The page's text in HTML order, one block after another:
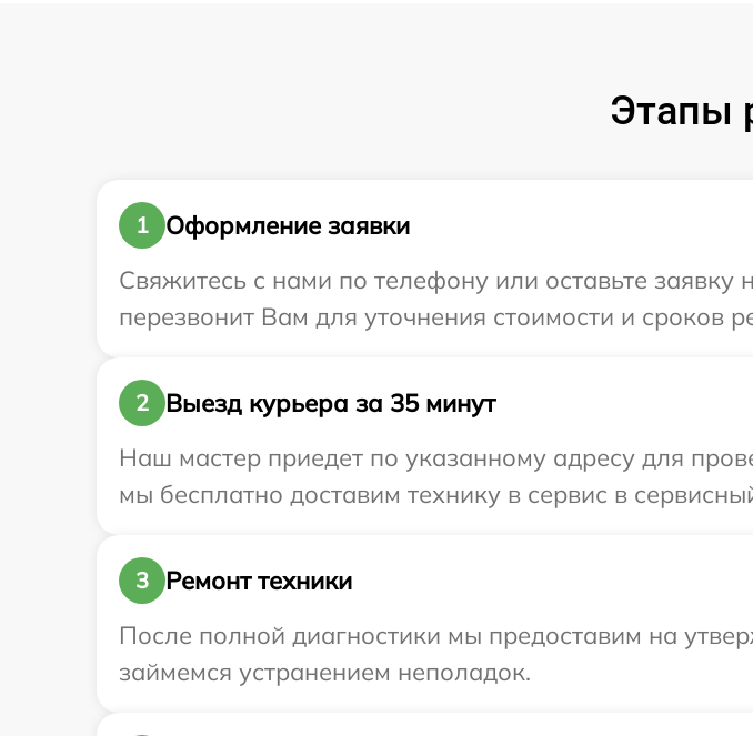
Этапы
1
Оформление заявки
Свяжитесь с нами по телефону или оставьте
перезвонит Вам для уточнения стоимости и сроков
2
Выезд курьера за 35 минут
Наш мастер приедет по указанному адресу для
мы бесплатно доставим технику в сервис в
3
Ремонт техники
После полной диагностики мы предоставим на
займемся устранением неполадок.